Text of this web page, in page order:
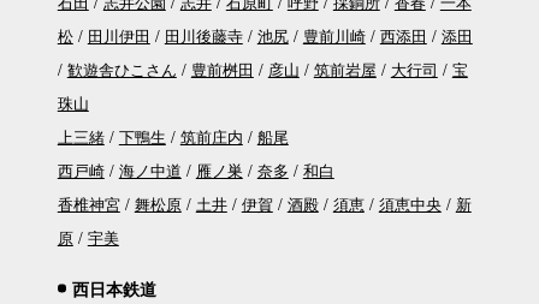
松
田川伊田 田川後藤寺 池尻 豊前川崎 西添田
添田
歓遊舎ひこさん
豊前桝田 彦山 筑前岩屋 大行司
宝
珠山
上三緒
下鴨生 筑前庄内
船尾
西戸崎
海ノ中道 雁ノ巣 奈多
和白
香椎神宮
舞松原 土井 伊賀 酒殿 須恵 須恵中央
新
原
宇美
西日本鉄道